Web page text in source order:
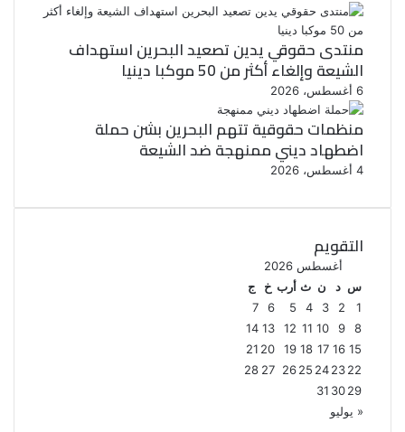
منتدى حقوقي يدين تصعيد البحرين استهداف
الشيعة وإلغاء أكثر من 50 موكبا دينيا
6 أغسطس، 2026
منظمات حقوقية تتهم البحرين بشن حملة
اضطهاد ديني ممنهجة ضد الشيعة
4 أغسطس، 2026
التقويم
أغسطس 2026
س د ن ث أرب خ
ج
1
2
3
4
5
6
7
8
9
10
11
12
13
14
15
16
17
18
19
20
21
22
23
24
25
26
27
28
29
30
31
« يوليو